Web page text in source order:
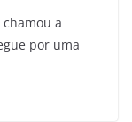
a
por uma